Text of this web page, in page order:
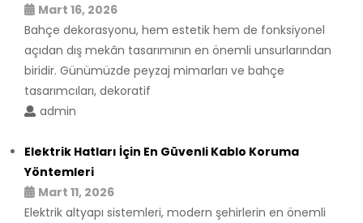
Mart 16, 2026
Bahçe dekorasyonu, hem estetik hem de fonksiyonel
açıdan dış mekân tasarımının en önemli unsurlarından
biridir. Günümüzde peyzaj mimarları ve bahçe
tasarımcıları, dekoratif
admin
Elektrik Hatları İçin En Güvenli Kablo Koruma
Yöntemleri
Mart 11, 2026
Elektrik altyapı sistemleri, modern şehirlerin en önemli